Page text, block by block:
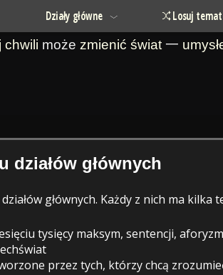
Działy główne Losuj temat
chwili może zmienić świat 一
działów głównych
głównych. Każdy z nich ma kilka
tysięcy maksym, sentencji,
przez tych, którzy chcą